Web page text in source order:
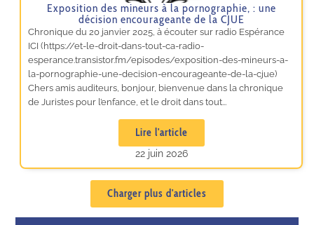
Exposition des mineurs à la pornographie, : une
décision encourageante de la CJUE
Chronique du 20 janvier 2025, à écouter sur radio Espérance
ICI (https://et-le-droit-dans-tout-ca-radio-
esperance.transistor.fm/episodes/exposition-des-mineurs-a-
la-pornographie-une-decision-encourageante-de-la-cjue)
Chers amis auditeurs, bonjour, bienvenue dans la chronique
de Juristes pour l’enfance, et le droit dans tout...
Lire l'article
22 juin 2026
Charger plus d'articles